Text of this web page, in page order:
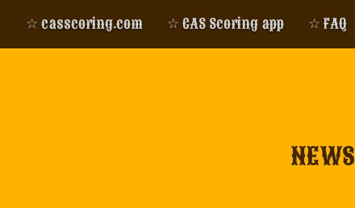
☆ casscoring.com ☆ CAS Scoring app ☆ FAQ
NEWS